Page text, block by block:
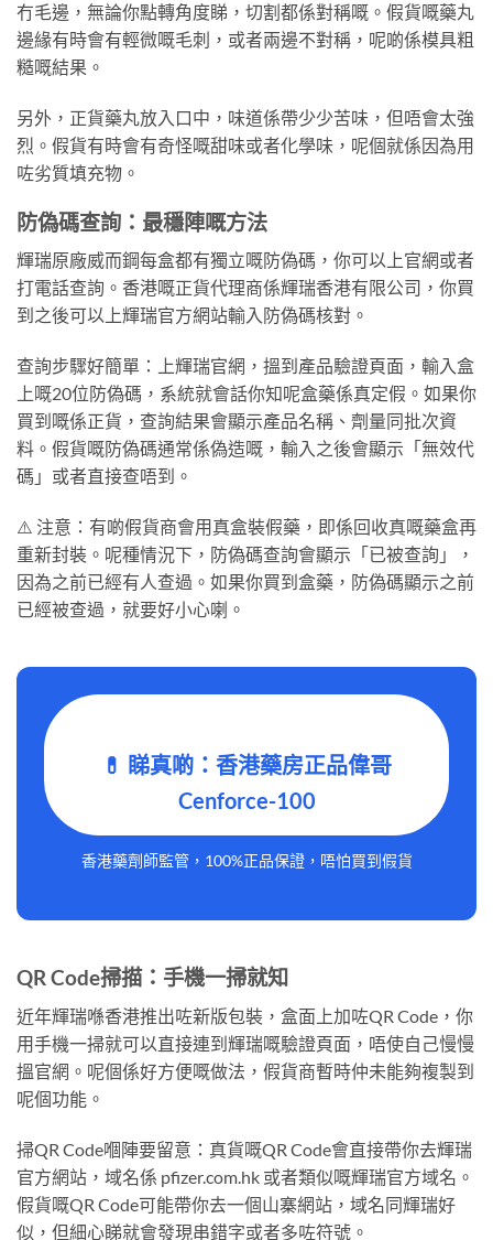
冇毛邊，無論你點轉角度睇，切割都係對稱嘅。假貨嘅藥丸
邊緣有時會有輕微嘅毛刺，或者兩邊不對稱，呢啲係模具粗
糙嘅結果。
另外，正貨藥丸放入口中，味道係帶少少苦味，但唔會太強
烈。假貨有時會有奇怪嘅甜味或者化學味，呢個就係因為用
咗劣質填充物。
防偽碼查詢：最穩陣嘅方法
輝瑞原廠威而鋼每盒都有獨立嘅防偽碼，你可以上官網或者
打電話查詢。香港嘅正貨代理商係輝瑞香港有限公司，你買
到之後可以上輝瑞官方網站輸入防偽碼核對。
查詢步驟好簡單：上輝瑞官網，搵到產品驗證頁面，輸入盒
上嘅20位防偽碼，系統就會話你知呢盒藥係真定假。如果你
買到嘅係正貨，查詢結果會顯示產品名稱、劑量同批次資
料。假貨嘅防偽碼通常係偽造嘅，輸入之後會顯示「無效代
碼」或者直接查唔到。
⚠️ 注意：有啲假貨商會用真盒裝假藥，即係回收真嘅藥盒再
重新封裝。呢種情況下，防偽碼查詢會顯示「已被查詢」，
因為之前已經有人查過。如果你買到盒藥，防偽碼顯示之前
已經被查過，就要好小心喇。
💊 睇真啲：香港藥房正品偉哥
Cenforce-100
香港藥劑師監管，100%正品保證，唔怕買到假貨
QR Code掃描：手機一掃就知
近年輝瑞喺香港推出咗新版包裝，盒面上加咗QR Code，你
用手機一掃就可以直接連到輝瑞嘅驗證頁面，唔使自己慢慢
搵官網。呢個係好方便嘅做法，假貨商暫時仲未能夠複製到
呢個功能。
掃QR Code嗰陣要留意：真貨嘅QR Code會直接帶你去輝瑞
官方網站，域名係 pfizer.com.hk 或者類似嘅輝瑞官方域名。
假貨嘅QR Code可能帶你去一個山寨網站，域名同輝瑞好
似，但細心睇就會發現串錯字或者多咗符號。